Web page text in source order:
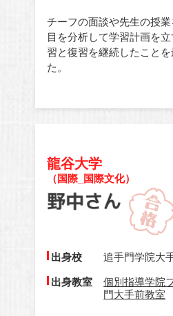
チーフの面談や先生の授
目を分析して学習計画を
習と復習を継続したこと
た。
龍谷大学
（国際_国際文化）
出身校 追手門学院大
出身教室
個別指導学院
門大手前教室